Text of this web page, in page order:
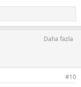
bunun
çok fazla mesafe
tüm çekirdekleri
bir emekle ve
mis gibi, taptaze
duyuyoruz.
Daha fazla
#10